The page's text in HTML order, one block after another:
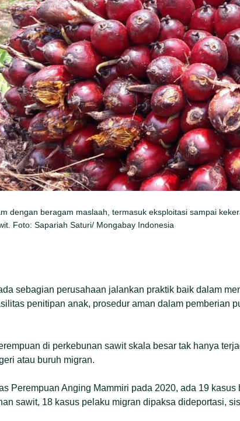
dengan beragam maslaah, termasuk eksploitasi sampai
Foto: Sapariah Saturi/ Mongabay Indonesia
sebagian perusahaan jalankan praktik baik dalam
penitipan anak, prosedur aman dalam pemberian
di perkebunan sawit skala besar tak hanya
atau buruh migran.
Perempuan Anging Mammiri pada 2020, ada 19 kasus
sawit, 18 kasus pelaku migran dipaksa dideportasi,